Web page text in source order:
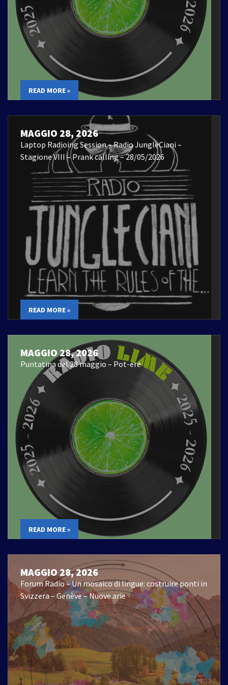
READ MORE »
MAGGIO 28, 2026
Laptop Radioing Session – Radio JungleCiani –
Stagione VIII – Prank calling – 28/05/2026
READ MORE »
MAGGIO 28, 2026
Puntatina del 28 maggio – Pot-ere
READ MORE »
MAGGIO 28, 2026
Forum Radio – Un mosaico di lingue: costruire ponti in
Svizzera – Genève – Nuove arie